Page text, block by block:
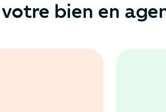
bien en